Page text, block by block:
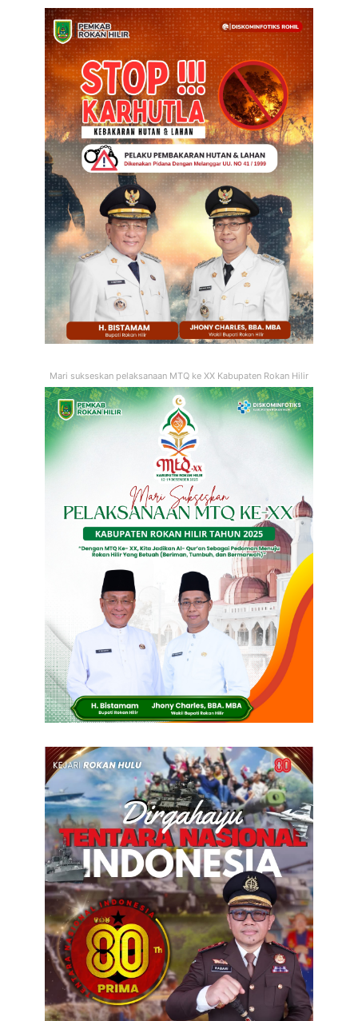
Mari sukseskan pelaksanaan MTQ ke XX Kabupaten Rokan Hilir